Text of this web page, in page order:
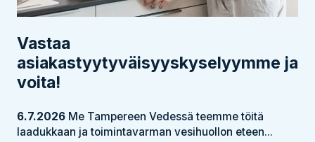
Vastaa
asiakastyytyväisyyskyselyymme ja
voita!
6.7.2026 Me Tampereen Vedessä teemme töitä
laadukkaan ja toimintavarman vesihuollon eteen...